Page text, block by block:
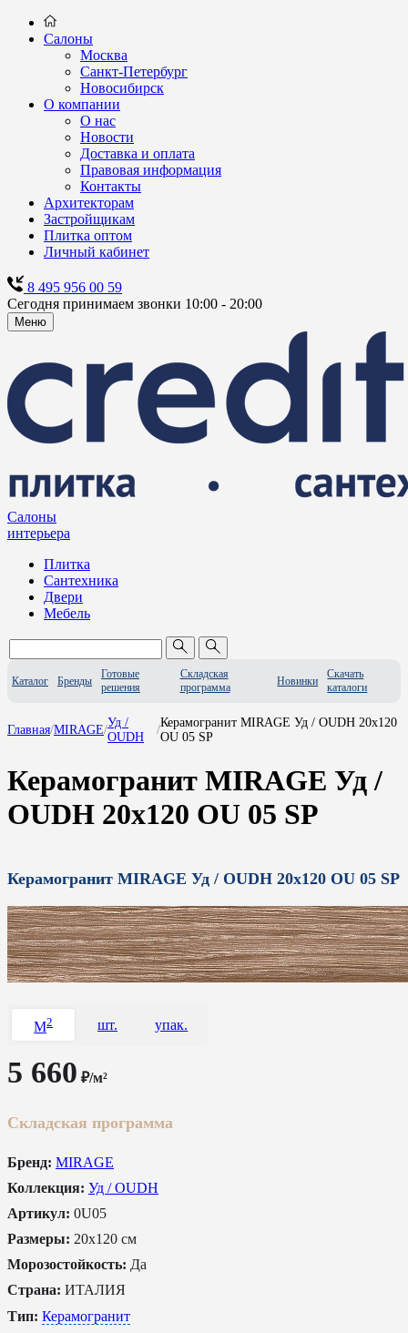
Салоны
Москва
Санкт-Петербург
Новосибирск
О компании
О нас
Новости
Доставка и оплата
Правовая информация
Контакты
Архитекторам
Застройщикам
Плитка оптом
Личный кабинет
8 495 956 00 59
Сегодня принимаем звонки 10:00 - 20:00
Меню
Салоны
интерьера
Плитка
Сантехника
Двери
Мебель
Каталог Бренды
Готовые
решения
Складская
программа
Новинки
Скачать
каталоги
Главная/MIRAGE/
Уд /
OUDH
/
Керамогранит MIRAGE Уд / OUDH 20x120
OU 05 SP
Керамогранит MIRAGE Уд /
OUDH 20x120 OU 05 SP
Керамогранит MIRAGE Уд / OUDH 20x120 OU 05 SP
M2 шт. упак.
5 660 ₽/м²
Складская программа
Бренд: MIRAGE
Коллекция: Уд / OUDH
Артикул: 0U05
Размеры: 20x120 см
Морозостойкость: Да
Страна: ИТАЛИЯ
Тип: Керамогранит